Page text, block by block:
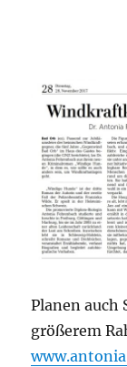
Planen auch
größerem